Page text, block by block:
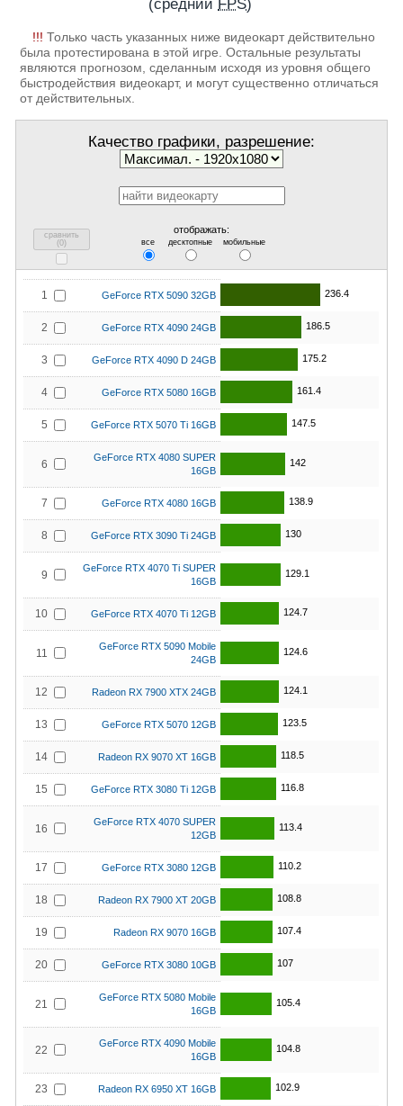
(средний FPS)
!!! Только часть указанных ниже видеокарт действительно
была протестирована в этой игре. Остальные результаты
являются прогнозом, сделанным исходя из уровня общего
быстродействия видеокарт, и могут существенно отличаться
от действительных.
Качество графики, разрешение:
сравнить
(0)
отображать:
все десктопные мобильные
1 GeForce RTX 5090 32GB 236.4
2 GeForce RTX 4090 24GB 186.5
3 GeForce RTX 4090 D 24GB 175.2
4 GeForce RTX 5080 16GB 161.4
5 GeForce RTX 5070 Ti 16GB 147.5
6
GeForce RTX 4080 SUPER
16GB
142
7 GeForce RTX 4080 16GB 138.9
8 GeForce RTX 3090 Ti 24GB 130
9
GeForce RTX 4070 Ti SUPER
16GB
129.1
10 GeForce RTX 4070 Ti 12GB 124.7
11
GeForce RTX 5090 Mobile
24GB
124.6
12 Radeon RX 7900 XTX 24GB 124.1
13 GeForce RTX 5070 12GB 123.5
14 Radeon RX 9070 XT 16GB 118.5
15 GeForce RTX 3080 Ti 12GB 116.8
16
GeForce RTX 4070 SUPER
12GB
113.4
17 GeForce RTX 3080 12GB 110.2
18 Radeon RX 7900 XT 20GB 108.8
19 Radeon RX 9070 16GB 107.4
20 GeForce RTX 3080 10GB 107
21
GeForce RTX 5080 Mobile
16GB
105.4
22
GeForce RTX 4090 Mobile
16GB
104.8
23 Radeon RX 6950 XT 16GB 102.9